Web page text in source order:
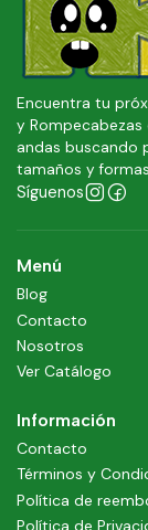
Encuentra tu
y Rompecabezas
andas buscando
tamaños y
Síguenos
Menú
Blog
Contacto
Nosotros
Ver Catálogo
Información
Contacto
Términos y
Política de
Política de